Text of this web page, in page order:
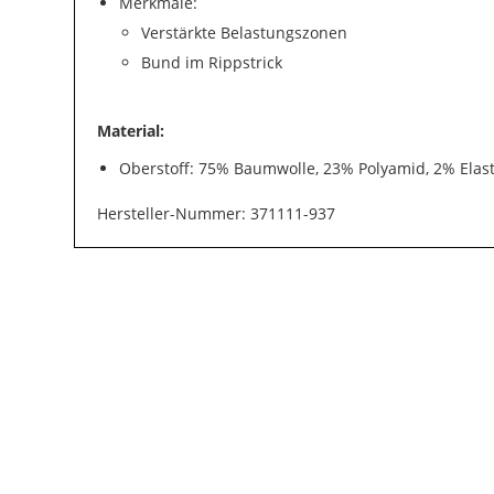
Verstärkte Belastungszonen
Bund im Rippstrick
Material:
Oberstoff: 75% Baumwolle, 23% Polyamid, 2%
Hersteller-Nummer: 371111-937